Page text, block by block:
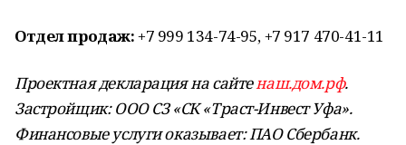
Отдел продаж:+7 999 134-74-95, +7 917 470-41-11
Проектная декларация на сайтенаш.дом.рф.
Застройщик: ООО СЗ «СК «Траст-Инвест Уфа».
Финансовые услуги оказывает: ПАО Сбербанк.